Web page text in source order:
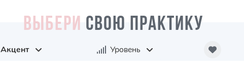
ВЫБЕРИ СВОЮ ПРАКТИКУ
Акцент Уровень